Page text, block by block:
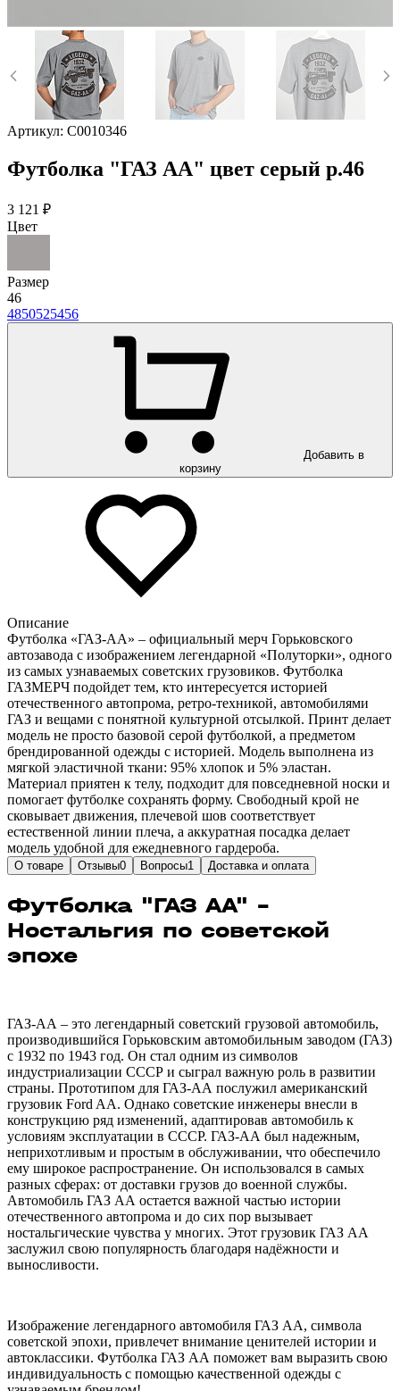
Артикул: C0010346
Футболка "ГАЗ АА" цвет серый р.46
3 121 ₽
Цвет
Размер
46
4850525456
Добавить в
корзину
Описание
Футболка «ГАЗ-АА» – официальный мерч Горьковского
автозавода с изображением легендарной «Полуторки», одного
из самых узнаваемых советских грузовиков. Футболка
ГАЗМЕРЧ подойдет тем, кто интересуется историей
отечественного автопрома, ретро-техникой, автомобилями
ГАЗ и вещами с понятной культурной отсылкой. Принт делает
модель не просто базовой серой футболкой, а предметом
брендированной одежды с историей. Модель выполнена из
мягкой эластичной ткани: 95% хлопок и 5% эластан.
Материал приятен к телу, подходит для повседневной носки и
помогает футболке сохранять форму. Свободный крой не
сковывает движения, плечевой шов соответствует
естественной линии плеча, а аккуратная посадка делает
модель удобной для ежедневного гардероба.
О товаре Отзывы0 Вопросы1 Доставка и оплата
Футболка "ГАЗ АА" –
Ностальгия по советской
эпохе
ГАЗ-АА – это легендарный советский грузовой автомобиль,
производившийся Горьковским автомобильным заводом (ГАЗ)
с 1932 по 1943 год. Он стал одним из символов
индустриализации СССР и сыграл важную роль в развитии
страны. Прототипом для ГАЗ-АА послужил американский
грузовик Ford AA. Однако советские инженеры внесли в
конструкцию ряд изменений, адаптировав автомобиль к
условиям эксплуатации в СССР. ГАЗ-АА был надежным,
неприхотливым и простым в обслуживании, что обеспечило
ему широкое распространение. Он использовался в самых
разных сферах: от доставки грузов до военной службы.
Автомобиль ГАЗ АА остается важной частью истории
отечественного автопрома и до сих пор вызывает
ностальгические чувства у многих. Этот грузовик ГАЗ АА
заслужил свою популярность благодаря надёжности и
выносливости.
Изображение легендарного автомобиля ГАЗ АА, символа
советской эпохи, привлечет внимание ценителей истории и
автоклассики. Футболка ГАЗ АА поможет вам выразить свою
индивидуальность с помощью качественной одежды с